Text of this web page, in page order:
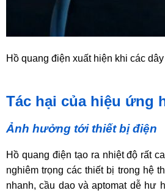
Hồ quang điện xuất hiện khi các
Tác hại của hiệu ứng
Ảnh hưởng tới thiết bị điện
Hồ quang điện tạo ra nhiệt độ rất
nghiêm trọng các thiết bị trong hệ
nhanh, cầu dao và aptomat dễ hư